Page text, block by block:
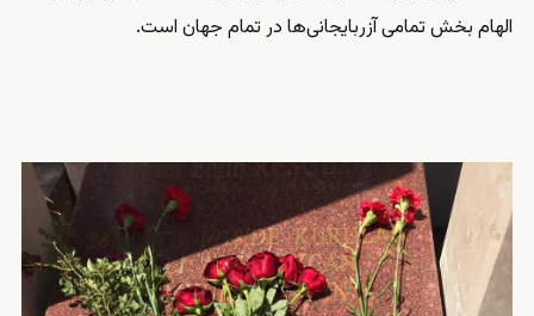
الهام بخش تمامی آزربایجانی‌ها در تمام جهان است.